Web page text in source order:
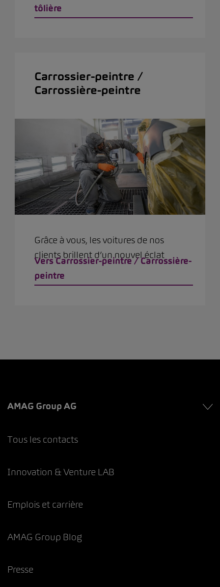
tôlière
Carrossier-peintre /
Carrossière-peintre
Grâce à vous, les voitures de nos
clients brillent d’un nouvel éclat
Vers Carrossier-peintre / Carrossière-
peintre
AMAG Group AG
Tous les contacts
Innovation & Venture LAB
Emplois et carrière
AMAG Group Blog
Presse